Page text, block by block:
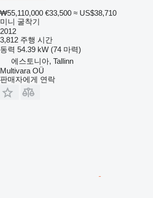
₩55,110,000 €33,500 ≈ US$38,710
미니 굴착기
2012
3,812 주행 시간
동력 54.39 kW (74 마력)
에스토니아, Tallinn
Multivara OÜ
판매자에게 연락